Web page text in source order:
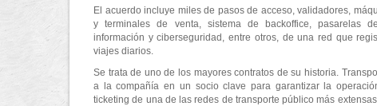
El acuerdo incluye miles de pasos de acceso, validadores,
y terminales de venta, sistema de backoffice, pasarelas
información y ciberseguridad, entre otros, de una red que
viajes diarios.
Se trata de uno de los mayores contratos de su historia.
a la compañía en un socio clave para garantizar la
ticketing de una de las redes de transporte público más